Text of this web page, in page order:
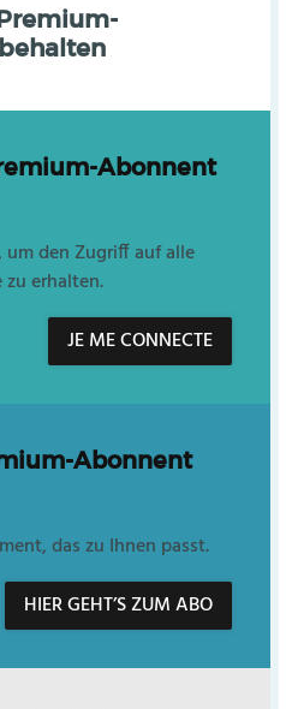
Abonnent
um den Zugriff auf alle
erhalten.
JE ME CONNECTE
Abonnent
das zu Ihnen passt.
HIER GEHT’S ZUM ABO